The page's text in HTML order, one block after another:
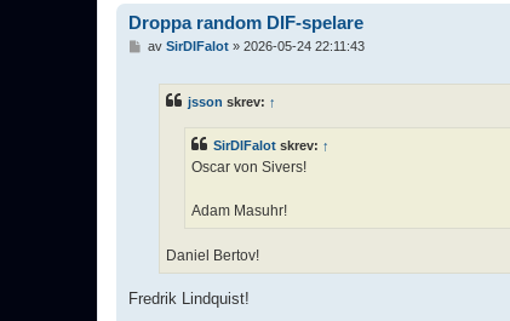
Droppa random DIF-spelare
av SirDIFalot» 2026-05-24 22:11:43
jsson skrev: ↑
SirDIFalot skrev: ↑
Oscar von Sivers!
Adam Masuhr!
Daniel Bertov!
Fredrik Lindquist!